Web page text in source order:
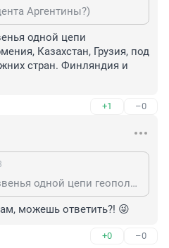
Аргентины?)
одной цепи
Казахстан, Грузия, под
стран. Финляндия и
+1 –0
Это все отговорки....звенья одной цепи геополитики, минус Армения, Казахстан, Грузия, под вопросом еще ряд ближних стран. Финляндия и Швеция и т.д.
можешь ответить?! 😜
+0 –0